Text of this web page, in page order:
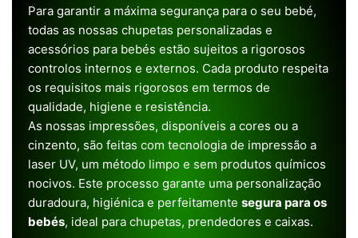
Para garantir a máxima segurança para o seu bebé,
todas as nossas chupetas personalizadas e
acessórios para bebés estão sujeitos a rigorosos
controlos internos e externos. Cada produto respeita
os requisitos mais rigorosos em termos de
qualidade, higiene e resistência.
As nossas impressões, disponíveis a cores ou a
cinzento, são feitas com tecnologia de impressão a
laser UV, um método limpo e sem produtos químicos
nocivos. Este processo garante uma personalização
duradoura, higiénica e perfeitamente segura para os
bebés, ideal para chupetas, prendedores e caixas.